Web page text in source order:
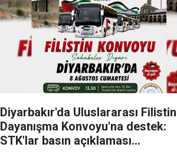
Diyarbakır'da Uluslararası Filistin
Dayanışma Konvoyu'na destek:
STK'lar basın açıklaması